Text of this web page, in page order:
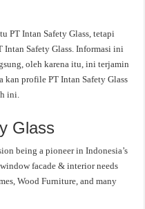
PT Intan Safety Glass, tetapi
Intan Safety Glass. Informasi ini
oleh karena itu, ini terjamin
kan profile PT Intan Safety Glass
ini.
Glass
being a pioneer in Indonesia’s
facade & interior needs
Wood Furniture, and many